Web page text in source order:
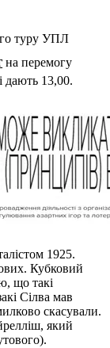
туру УПЛ
на перемогу
дають 13,00.
1925.
Кубковий
що такі
Сілва мав
скасували.
який